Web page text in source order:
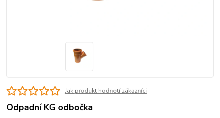
Jak produkt hodnotí zákazníci
Odpadní KG odbočka